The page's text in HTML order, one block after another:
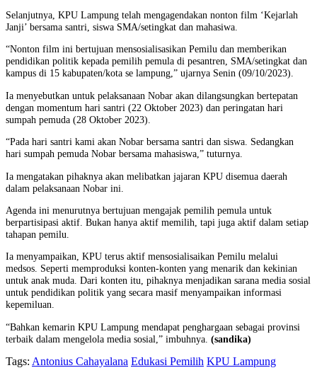
Selanjutnya, KPU Lampung telah mengagendakan nonton film ‘Kejarlah
Janji’ bersama santri, siswa SMA/setingkat dan mahasiwa.
“Nonton film ini bertujuan mensosialisasikan Pemilu dan memberikan
pendidikan politik kepada pemilih pemula di pesantren, SMA/setingkat dan
kampus di 15 kabupaten/kota se lampung,” ujarnya Senin (09/10/2023).
Ia menyebutkan untuk pelaksanaan Nobar akan dilangsungkan bertepatan
dengan momentum hari santri (22 Oktober 2023) dan peringatan hari
sumpah pemuda (28 Oktober 2023).
“Pada hari santri kami akan Nobar bersama santri dan siswa. Sedangkan
hari sumpah pemuda Nobar bersama mahasiswa,” tuturnya.
Ia mengatakan pihaknya akan melibatkan jajaran KPU disemua daerah
dalam pelaksanaan Nobar ini.
Agenda ini menurutnya bertujuan mengajak pemilih pemula untuk
berpartisipasi aktif. Bukan hanya aktif memilih, tapi juga aktif dalam setiap
tahapan pemilu.
Ia menyampaikan, KPU terus aktif mensosialisaikan Pemilu melalui
medsos. Seperti memproduksi konten-konten yang menarik dan kekinian
untuk anak muda. Dari konten itu, pihaknya menjadikan sarana media sosial
untuk pendidikan politik yang secara masif menyampaikan informasi
kepemiluan.
“Bahkan kemarin KPU Lampung mendapat penghargaan sebagai provinsi
terbaik dalam mengelola media sosial,” imbuhnya. (sandika)
Tags: Antonius Cahayalana Edukasi Pemilih KPU Lampung